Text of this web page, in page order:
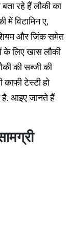
रहे हैं लौकी का
विटामिन ए,
और जिंक समेत
के लिए खास लौकी
की सब्जी की
टेस्टी हो
है. आइए जानते हैं